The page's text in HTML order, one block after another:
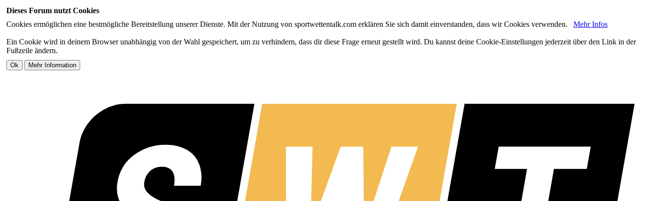
Dieses Forum nutzt Cookies
Cookies ermöglichen eine bestmögliche Bereitstellung unserer Dienste. Mit der Nutzung von sportwettentalk.com erklären Sie sich damit einverstanden, dass wir Cookies verwenden. Mehr Infos
Ein Cookie wird in deinem Browser unabhängig von der Wahl gespeichert, um zu verhindern, dass dir diese Frage erneut gestellt wird. Du kannst deine Cookie-Einstellungen jederzeit über den Link in der
Fußzeile ändern.